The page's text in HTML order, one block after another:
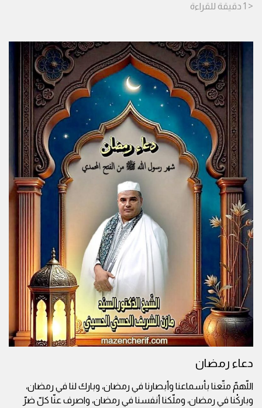
< 1 دقيقة للقراءة
دعاء رمضان
اللّهمّ متّعنا بأسماعنا وأبصارنا في رمضان، وبارك لنا في رمضان،
وباركْنا في رمضان، وملّكنا أنفسنا في رمضان، واصرف عنّا كلّ ضرّ